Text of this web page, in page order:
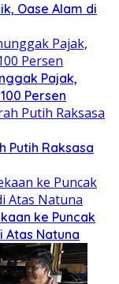
Oase Alam di
Pajak,
Persen
Putih Raksasa
ke Puncak
Atas Natuna